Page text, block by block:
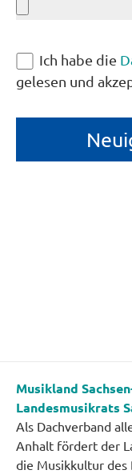
Ich habe die
gelesen und
Musikland
Landesmusikrats
Als Dachverband
Anhalt fördert der
die Musikkultur des